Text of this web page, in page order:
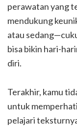
perawatan yang
mendukung
atau
bisa bikin hari-
diri.
Terakhir, kamu
untuk
pelajari